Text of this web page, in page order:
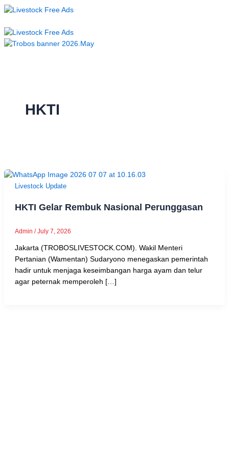
HKTI
Livestock Update
HKTI Gelar Rembuk Nasional Perunggasan
Admin /July 7, 2026
Jakarta (TROBOSLIVESTOCK.COM). Wakil Menteri
Pertanian (Wamentan) Sudaryono menegaskan pemerintah
hadir untuk menjaga keseimbangan harga ayam dan telur
agar peternak memperoleh […]